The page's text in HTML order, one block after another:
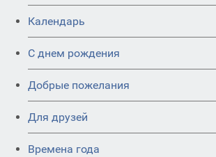
Календарь
C днем рождения
Добрые пожелания
Для друзей
Времена года